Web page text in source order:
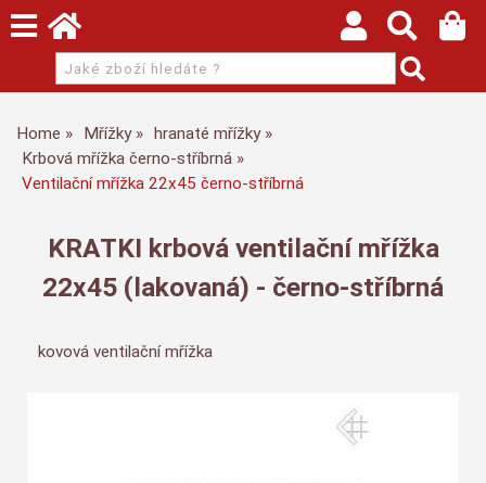
Home Mřížky
hranaté mřížky
Krbová mřížka černo-stříbrná
Ventilační mřížka 22x45 černo-stříbrná
KRATKI krbová ventilační mřížka
22x45 (lakovaná) - černo-stříbrná
kovová ventilační mřížka